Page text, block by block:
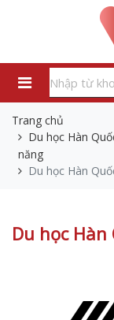
Trang chủ
Du học Hàn
năng
Du học Hàn
Du học